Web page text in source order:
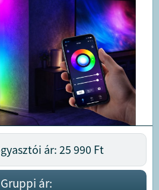
ár: 25 990 Ft
Gruppi ár: